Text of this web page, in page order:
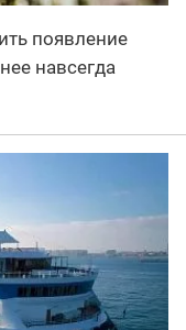
появление
навсегда